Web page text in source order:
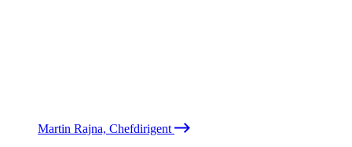
Martin Rajna, Chefdirigent